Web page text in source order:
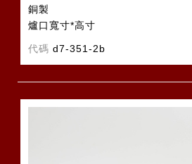
銅製
爐口寬寸*高寸
代碼 d7-351-2b